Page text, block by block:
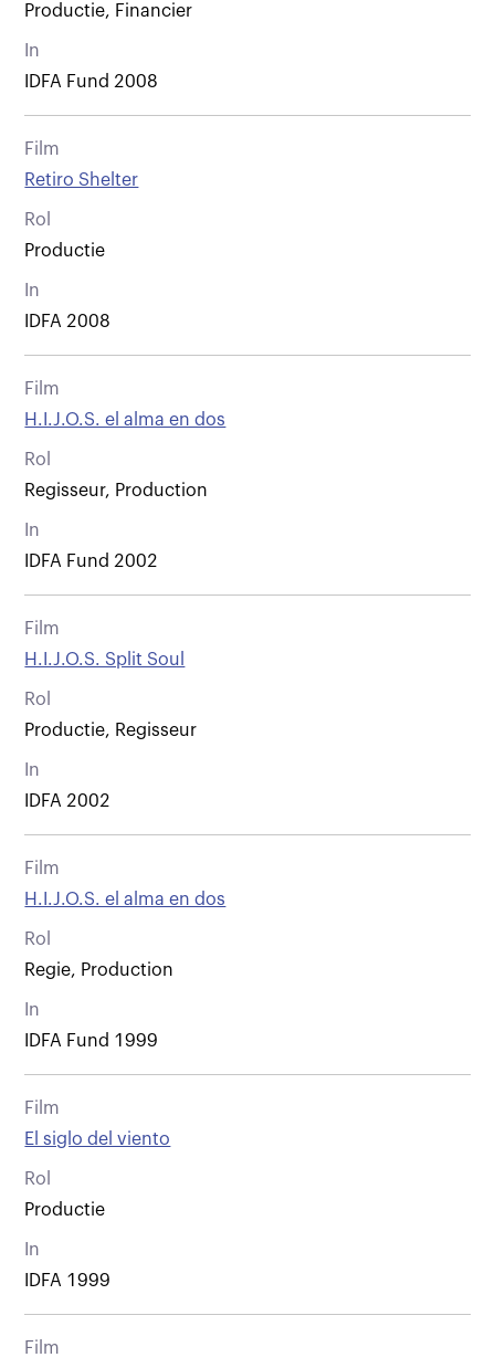
Productie, Financier
In
IDFA Fund 2008
Film
Retiro Shelter
Rol
Productie
In
IDFA 2008
Film
H.I.J.O.S. el alma en dos
Rol
Regisseur, Production
In
IDFA Fund 2002
Film
H.I.J.O.S. Split Soul
Rol
Productie, Regisseur
In
IDFA 2002
Film
H.I.J.O.S. el alma en dos
Rol
Regie, Production
In
IDFA Fund 1999
Film
El siglo del viento
Rol
Productie
In
IDFA 1999
Film